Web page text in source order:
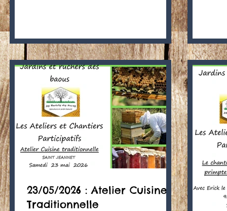
23/05/2026 : Atelier Cuisine
Traditionnelle